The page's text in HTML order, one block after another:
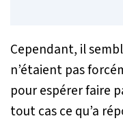
Cependant, il
n’étaient pas
pour espérer faire
tout cas ce qu’a